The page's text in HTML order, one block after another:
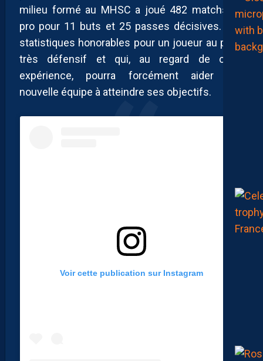
milieu formé au MHSC a joué 482 matchs en
pro pour 11 buts et 25 passes décisives. Des
statistiques honorables pour un joueur au profil
très défensif et qui, au regard de cette
expérience, pourra forcément aider une
nouvelle équipe à atteindre ses objectifs.
Voir cette publication sur Instagram